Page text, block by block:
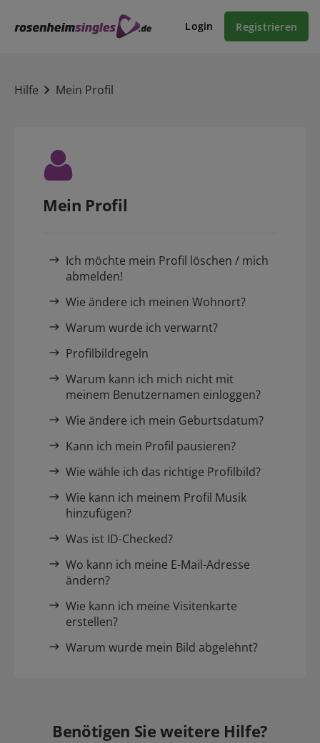
Login Registrieren
Hilfe Mein Profil
Mein Profil
Ich möchte mein Profil löschen / mich
abmelden!
Wie ändere ich meinen Wohnort?
Warum wurde ich verwarnt?
Profilbildregeln
Warum kann ich mich nicht mit
meinem Benutzernamen einloggen?
Wie ändere ich mein Geburtsdatum?
Kann ich mein Profil pausieren?
Wie wähle ich das richtige Profilbild?
Wie kann ich meinem Profil Musik
hinzufügen?
Was ist ID-Checked?
Wo kann ich meine E-Mail-Adresse
ändern?
Wie kann ich meine Visitenkarte
erstellen?
Warum wurde mein Bild abgelehnt?
Benötigen Sie weitere Hilfe?